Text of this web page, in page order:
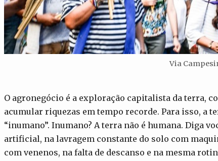
Via
O agronegócio é a exploração capitalista da terra,
acumular riquezas em tempo recorde. Para isso, a
“inumano”. Inumano? A terra não é humana. Diga
artificial, na lavragem constante do solo com
com venenos, na falta de descanso e na mesma